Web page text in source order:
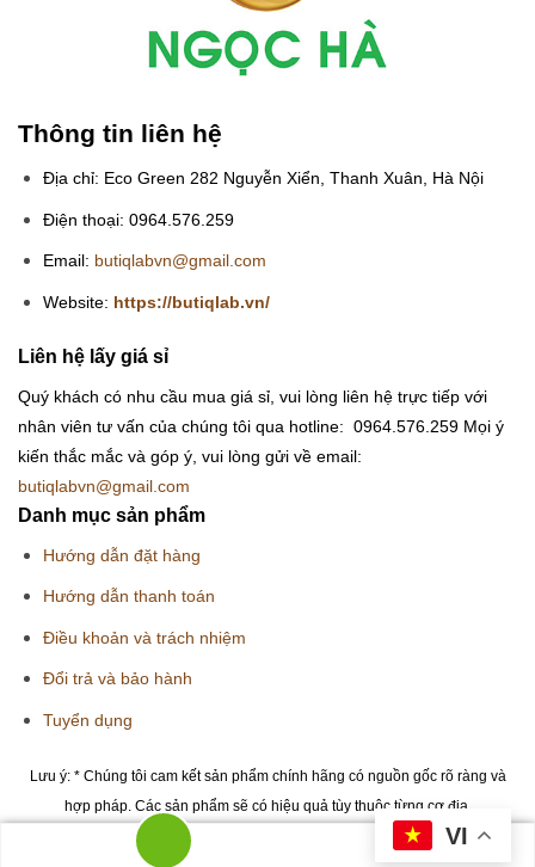
Thông tin liên hệ
Địa chỉ: Eco Green 282 Nguyễn Xiển, Thanh Xuân, Hà Nội
Điện thoại: 0964.576.259
Email: butiqlabvn@gmail.com
Website: https://butiqlab.vn/
Liên hệ lấy giá sỉ
Quý khách có nhu cầu mua giá sỉ, vui lòng liên hệ trực tiếp với
nhân viên tư vấn của chúng tôi qua hotline: 0964.576.259 Mọi ý
kiến thắc mắc và góp ý, vui lòng gửi về email:
butiqlabvn@gmail.com
Danh mục sản phẩm
Hướng dẫn đặt hàng
Hướng dẫn thanh toán
Điều khoản và trách nhiệm
Đổi trả và bảo hành
Tuyển dụng
Lưu ý: * Chúng tôi cam kết sản phẩm chính hãng có nguồn gốc rõ ràng và
hợp pháp. Các sản phẩm sẽ có hiệu quả tùy thuộc từng cơ địa.
Copyright 2026 © Butiqlab.vn
VI